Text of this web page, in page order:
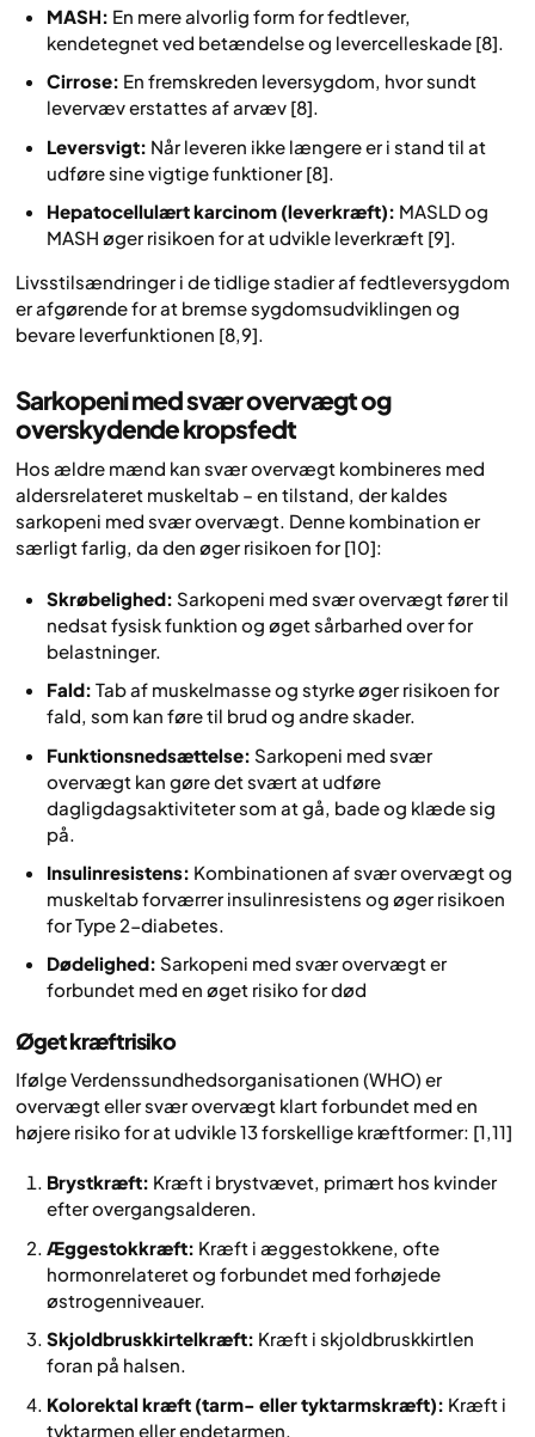
MASH: En mere alvorlig form for fedtlever,
kendetegnet ved betændelse og levercelleskade [8].
Cirrose: En fremskreden leversygdom, hvor sundt
levervæv erstattes af arvæv [8].
Leversvigt: Når leveren ikke længere er i stand til at
udføre sine vigtige funktioner [8].
Hepatocellulært karcinom (leverkræft): MASLD og
MASH øger risikoen for at udvikle leverkræft [9].
Livsstilsændringer i de tidlige stadier af fedtleversygdom
er afgørende for at bremse sygdomsudviklingen og
bevare leverfunktionen [8,9].
Sarkopeni med svær overvægt og
overskydende kropsfedt
Hos ældre mænd kan svær overvægt kombineres med
aldersrelateret muskeltab – en tilstand, der kaldes
sarkopeni med svær overvægt. Denne kombination er
særligt farlig, da den øger risikoen for [10]:
Skrøbelighed: Sarkopeni med svær overvægt fører til
nedsat fysisk funktion og øget sårbarhed over for
belastninger.
Fald: Tab af muskelmasse og styrke øger risikoen for
fald, som kan føre til brud og andre skader.
Funktionsnedsættelse: Sarkopeni med svær
overvægt kan gøre det svært at udføre
dagligdagsaktiviteter som at gå, bade og klæde sig
på.
Insulinresistens: Kombinationen af svær overvægt og
muskeltab forværrer insulinresistens og øger risikoen
for Type 2-diabetes.
Dødelighed: Sarkopeni med svær overvægt er
forbundet med en øget risiko for død
Øget kræftrisiko
Ifølge Verdenssundhedsorganisationen (WHO) er
overvægt eller svær overvægt klart forbundet med en
højere risiko for at udvikle 13 forskellige kræftformer: [1,11]
Brystkræft: Kræft i brystvævet, primært hos kvinder
efter overgangsalderen.
Æggestokkræft: Kræft i æggestokkene, ofte
hormonrelateret og forbundet med forhøjede
østrogenniveauer.
Skjoldbruskkirtelkræft: Kræft i skjoldbruskkirtlen
foran på halsen.
Kolorektal kræft (tarm- eller tyktarmskræft): Kræft i
tyktarmen eller endetarmen.